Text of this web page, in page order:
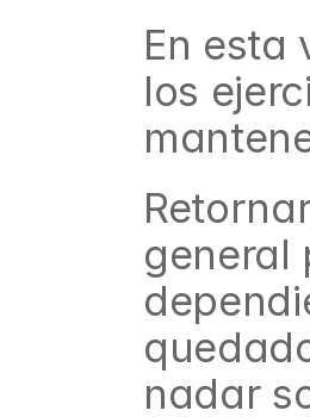
En esta
los
general
nadar